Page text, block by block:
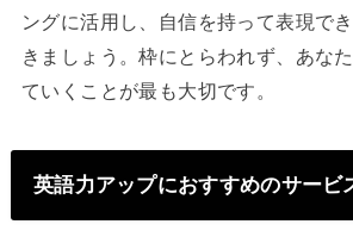
ングに活用し、自信を持って表現で
きましょう。枠にとらわれず、あな
ていくことが最も大切です。
英語力アップにおすすめのサービ